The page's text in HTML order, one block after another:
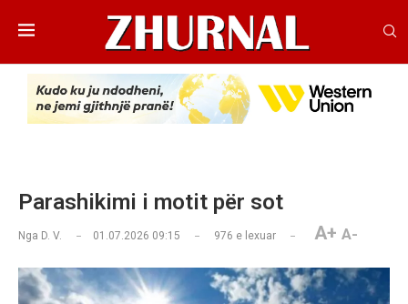
Parashikimi i motit për sot
Nga D. V. 01.07.2026 09:15 976 e lexuar A+ A-